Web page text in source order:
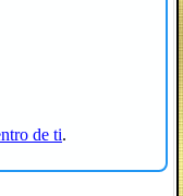
de ti.